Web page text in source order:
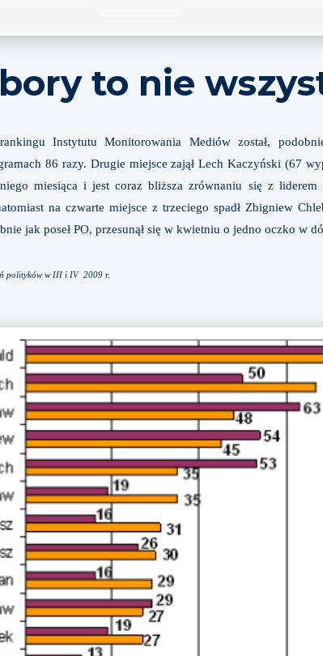
to nie
Instytutu Monitorowania Mediów został,
86 razy. Drugie miejsce zajął Lech Kaczyński (67
miesiąca i jest coraz bliższa zrównaniu się z liderem
na czwarte miejsce z trzeciego spadł Zbigniew
jak poseł PO, przesunął się w kwietniu o jedno oczko w
polityków w III i IV 2009 r.